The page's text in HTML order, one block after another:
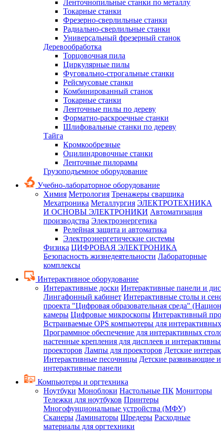
Ленточнопильные станки по металлу
Токарные станки
Фрезерно-сверлильные станки
Радиально-сверлильные станки
Универсальный фрезерный станок
Деревообработка
Торцовочная пила
Циркулярные пилы
Фуговально-строгальные станки
Рейсмусовые станки
Комбинированный станок
Токарные станки
Ленточные пилы по дереву
Форматно-раскроечные станки
Шлифовальные станки по дереву
Тайга
Кромкообрезные
Оцилиндровочные станки
Ленточные пилорамы
Грузоподъемное оборудование
Учебно-лабораторное оборудование
Химия Метрология Тренажеры сварщика
Мехатроника Металлургия ЭЛЕКТРОТЕХНИКА
И ОСНОВЫ ЭЛЕКТРОНИКИ Автоматизация
производства Электроэнергетика
Релейная защита и автоматика
Электроэнергетические системы
Физика ЦИФРОВАЯ ЭЛЕКТРОНИКА
Безопасность жизнедеятельности Лабораторные
комплексы
Интерактивное оборудование
Интерактивные доски Интерактивные панели и
Лингафонный кабинет Интерактивные столы и
проекта "Цифровая образовательная среда"
камеры Цифровые микроскопы Интерактивный
Встраиваемые OPS компьютеры для
Программное обеспечение для интерактивных
настенные крепления для дисплеев и
проекторов Лампы для проекторов Детские
Интерактивные песочницы Детские развивающие
интерактивные панели
Компьютеры и оргтехника
Ноутбуки Моноблоки Настольные ПК Мониторы
Тележки для ноутбуков Принтеры
Многофунциональные устройства (МФУ)
Сканеры Ламинаторы Шредеры Расходные
материалы для оргтехники